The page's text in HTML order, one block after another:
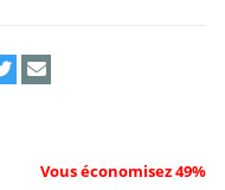
Vous économisez 49%